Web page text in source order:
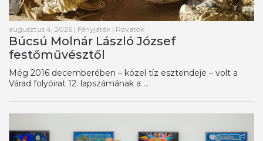
augusztus 4, 2026 | Fényjáték | Rovatok
Búcsú Molnár László József
festőművésztől
Még 2016 decemberében – közel tíz esztendeje – volt a
Várad folyóirat 12. lapszámának a ...